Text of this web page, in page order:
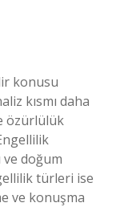
konusu
kısmı daha
özürlülük
doğum
türleri ise
ve konuşma